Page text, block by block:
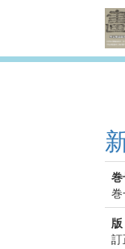
版